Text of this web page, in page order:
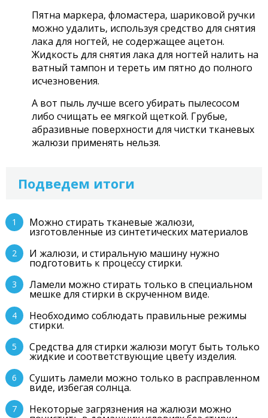
Пятна маркера, фломастера, шариковой ручки
можно удалить, используя средство для снятия
лака для ногтей, не содержащее ацетон.
Жидкость для снятия лака для ногтей налить на
ватный тампон и тереть им пятно до полного
исчезновения.
А вот пыль лучше всего убирать пылесосом
либо счищать ее мягкой щеткой. Грубые,
абразивные поверхности для чистки тканевых
жалюзи применять нельзя.
Подведем итоги
Можно стирать тканевые жалюзи,
изготовленные из синтетических материалов
И жалюзи, и стиральную машину нужно
подготовить к процессу стирки.
Ламели можно стирать только в специальном
мешке для стирки в скрученном виде.
Необходимо соблюдать правильные режимы
стирки.
Средства для стирки жалюзи могут быть только
жидкие и соответствующие цвету изделия.
Сушить ламели можно только в расправленном
виде, избегая солнца.
Некоторые загрязнения на жалюзи можно